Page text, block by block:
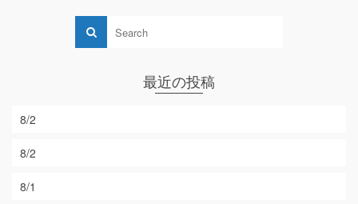
最近の投稿
8/2
8/2
8/1